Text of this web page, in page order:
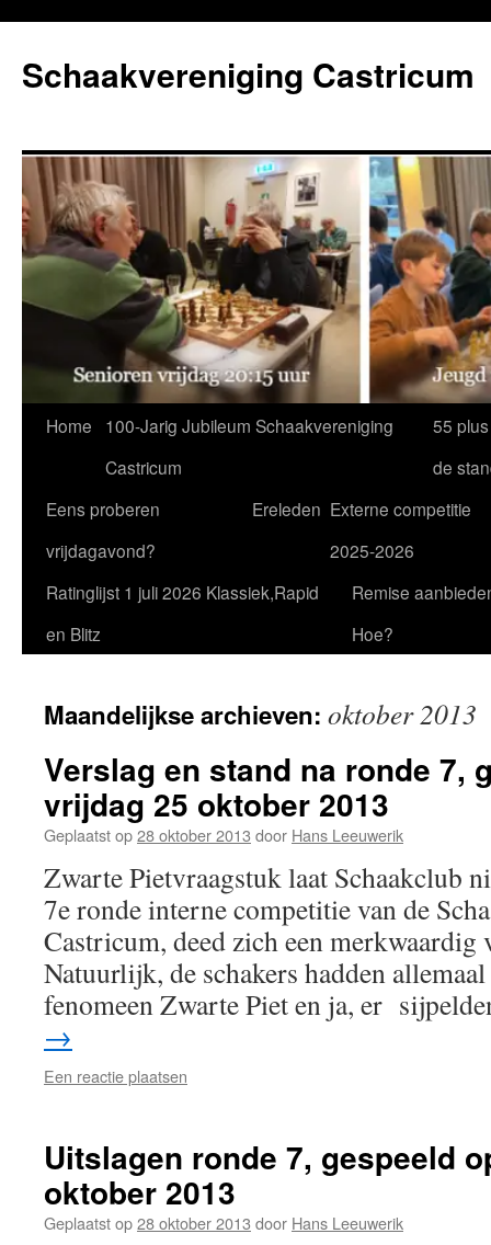
de
inhoud
Schaakvereniging Castricum
Home
100-Jarig Jubileum Schaakvereniging
Castricum
55
de
Eens proberen
vrijdagavond?
Ereleden Externe competitie
2025-2026
Ratinglijst 1 juli 2026 Klassiek,Rapid
en Blitz
Remise
Hoe?
Maandelijkse archieven: oktober 2013
Verslag en stand na ronde 7,
vrijdag 25 oktober 2013
Geplaatst op28 oktober 2013 door Hans Leeuwerik
Zwarte Pietvraagstuk laat Schaakclub
7e ronde interne competitie van de
Castricum, deed zich een merkwaardig
Natuurlijk, de schakers hadden
fenomeen Zwarte Piet en ja, er
→
Een reactie plaatsen
Uitslagen ronde 7, gespeeld
oktober 2013
Geplaatst op28 oktober 2013 door Hans Leeuwerik